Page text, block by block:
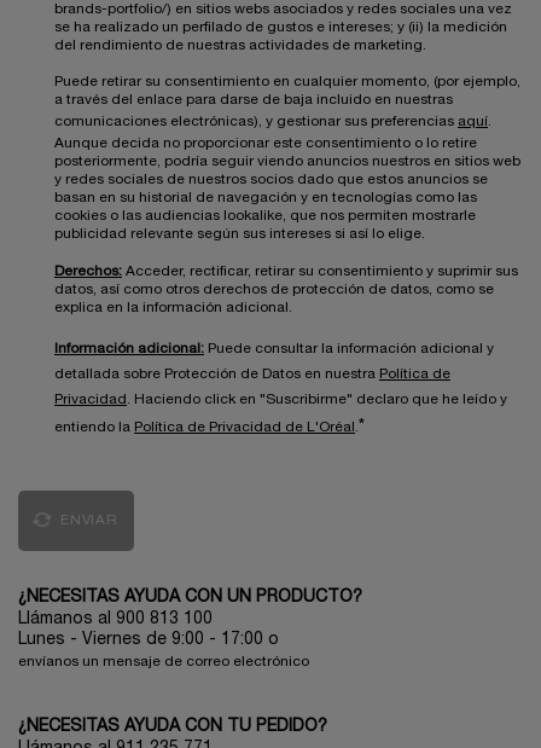
brands-portfolio/) en sitios webs asociados y redes sociales una vez
se ha realizado un perfilado de gustos e intereses; y (ii) la medición
del rendimiento de nuestras actividades de marketing.
Puede retirar su consentimiento en cualquier momento, (por ejemplo,
a través del enlace para darse de baja incluido en nuestras
comunicaciones electrónicas), y gestionar sus preferencias aquí
Aunque decida no proporcionar este consentimiento o lo retire
posteriormente, podría seguir viendo anuncios nuestros en sitios web
y redes sociales de nuestros socios dado que estos anuncios se
basan en su historial de navegación y en tecnologías como las
cookies o las audiencias lookalike, que nos permiten mostrarle
publicidad relevante según sus intereses si así lo elige.
Derechos: Acceder, rectificar, retirar su consentimiento y suprimir sus
datos, así como otros derechos de protección de datos, como se
explica en la información adicional.
Información adicional: Puede consultar la información adicional y
detallada sobre Protección de Datos en nuestra Política de
Privacidad
. Haciendo click en "Suscribirme" declaro que he leído y
entiendo la Política de Privacidad de L'Oréal *
ENVIAR
¿NECESITAS AYUDA CON UN PRODUCTO?
Llámanos al 900 813 100
Lunes - Viernes de 9:00 - 17:00 o
envíanos un mensaje de correo electrónico
¿NECESITAS AYUDA CON TU PEDIDO?